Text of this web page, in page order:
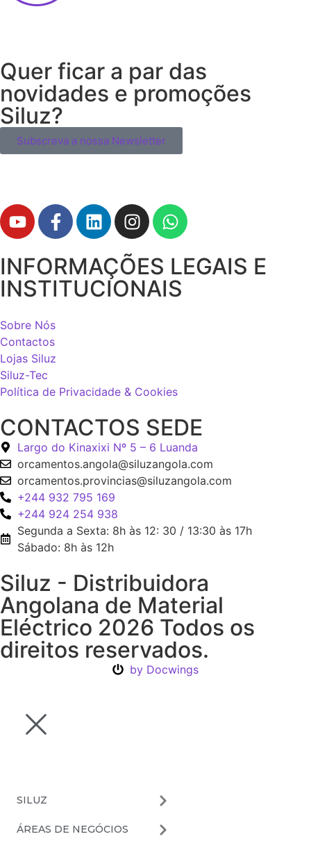
Quer ficar a par das
novidades e promoções
Siluz?
Subscreva a nossa Newsletter
INFORMAÇÕES LEGAIS E
INSTITUCIONAIS
Sobre Nós
Contactos
Lojas Siluz
Siluz-Tec
Política de Privacidade & Cookies
CONTACTOS SEDE
Largo do Kinaxixi Nº 5 – 6 Luanda
orcamentos.angola@siluzangola.com
orcamentos.provincias@siluzangola.com
+244 932 795 169
+244 924 254 938
Segunda a Sexta: 8h às 12: 30 / 13:30 às 17h
Sábado: 8h às 12h
Siluz - Distribuidora
Angolana de Material
Eléctrico 2026 Todos os
direitos reservados.
by Docwings
SILUZ
ÁREAS DE NEGÓCIOS